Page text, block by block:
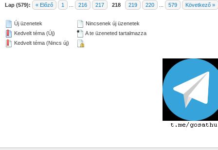
Lap (579): « Előző 1 216 217 218 219 220 579 Következő »
Új üzenetek
Kedvelt téma (Új)
Kedvelt téma (Nincs új)
Nincsenek új üzenetek
A te üzeneted tartalmazza